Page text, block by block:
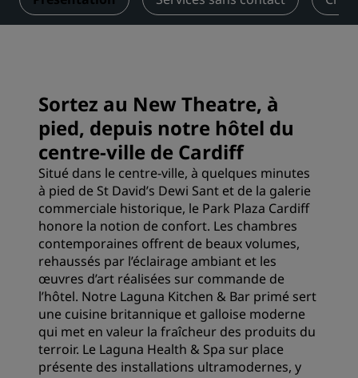
Sortez au New Theatre, à
pied, depuis notre hôtel du
centre-ville de Cardiff
Situé dans le centre-ville, à quelques minutes
à pied de St David’s Dewi Sant et de la galerie
commerciale historique, le Park Plaza Cardiff
honore la notion de confort. Les chambres
contemporaines offrent de beaux volumes,
rehaussés par l’éclairage ambiant et les
œuvres d’art réalisées sur commande de
l’hôtel. Notre Laguna Kitchen & Bar primé sert
une cuisine britannique et galloise moderne
qui met en valeur la fraîcheur des produits du
terroir. Le Laguna Health & Spa sur place
présente des installations ultramodernes, y